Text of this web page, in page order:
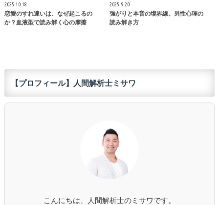
2025.10.18
恋愛のすれ違いは、なぜ起こるの
か？血液型で読み解く心の摩擦
2025.9.20
強がりと本音の境界線。男性心理の
読み解き方
【プロフィール】人間解析士ミサワ
こんにちは、人間解析士のミサワです。